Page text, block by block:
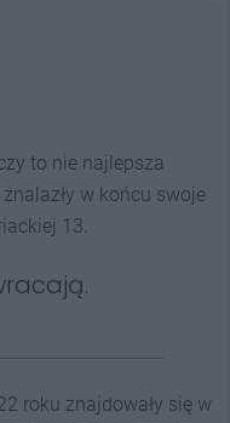
to nie najlepsza
w końcu swoje
13.
roku znajdowały się w